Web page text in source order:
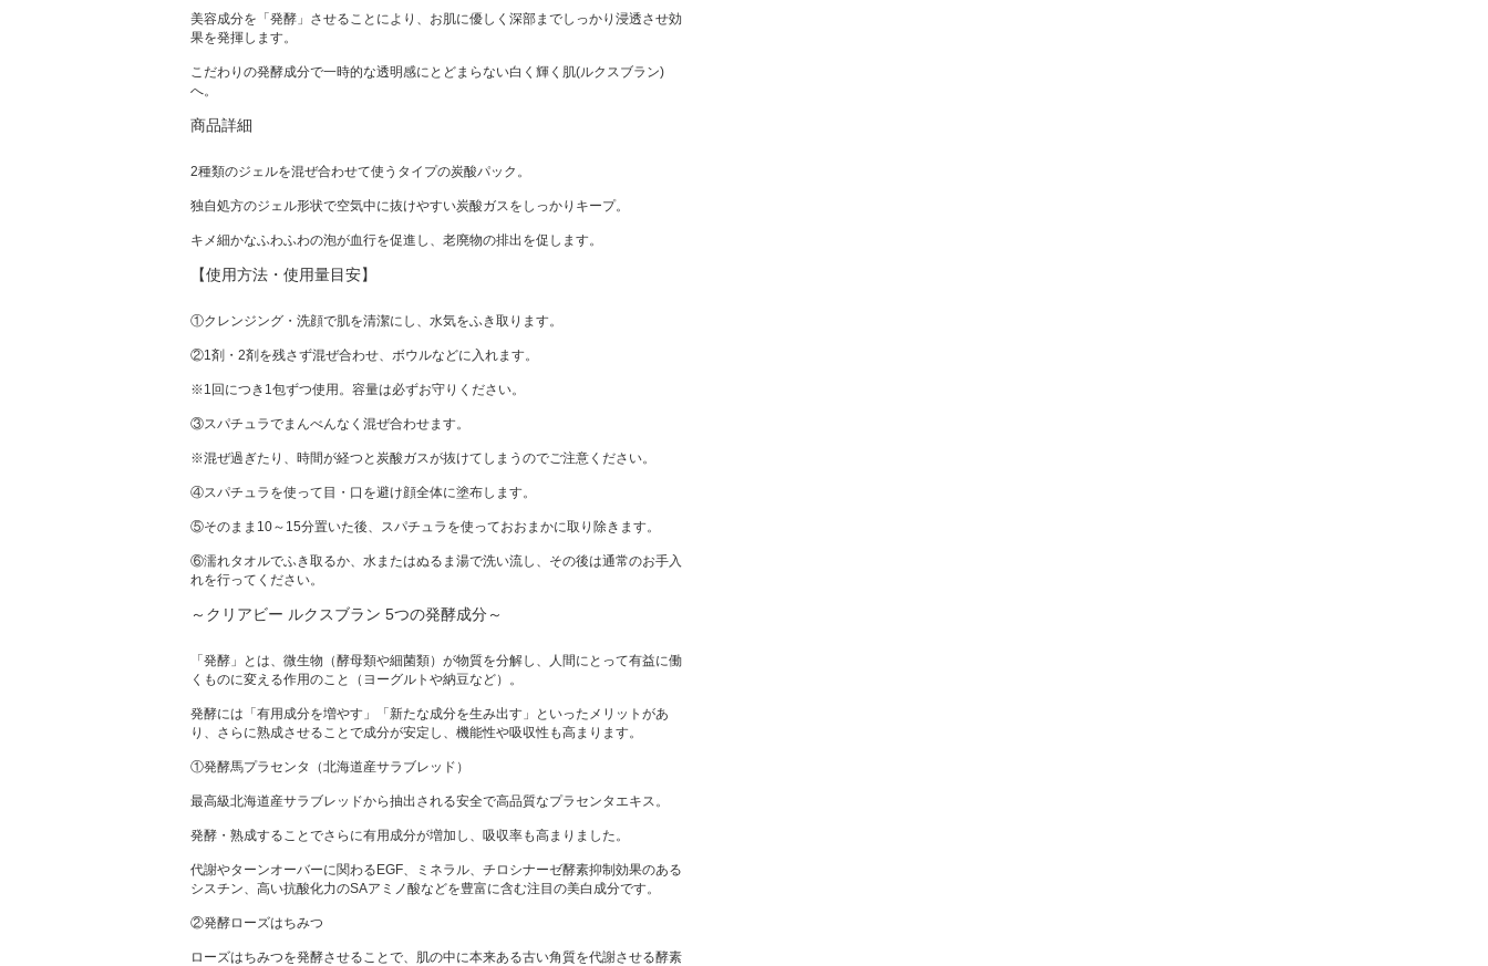
美容成分を「発酵」させることにより、お肌に優しく深部までしっかり浸透させ効
果を発揮します。
こだわりの発酵成分で一時的な透明感にとどまらない白く輝く肌(ルクスブラン)
へ。
商品詳細
2種類のジェルを混ぜ合わせて使うタイプの炭酸パック。
独自処方のジェル形状で空気中に抜けやすい炭酸ガスをしっかりキープ。
キメ細かなふわふわの泡が血行を促進し、老廃物の排出を促します。
【使用方法・使用量目安】
①クレンジング・洗顔で肌を清潔にし、水気をふき取ります。
②1剤・2剤を残さず混ぜ合わせ、ボウルなどに入れます。
※1回につき1包ずつ使用。容量は必ずお守りください。
③スパチュラでまんべんなく混ぜ合わせます。
※混ぜ過ぎたり、時間が経つと炭酸ガスが抜けてしまうのでご注意ください。
④スパチュラを使って目・口を避け顔全体に塗布します。
⑤そのまま10～15分置いた後、スパチュラを使っておおまかに取り除きます。
⑥濡れタオルでふき取るか、水またはぬるま湯で洗い流し、その後は通常のお手入
れを行ってください。
～クリアビー ルクスブラン 5つの発酵成分～
「発酵」とは、微生物（酵母類や細菌類）が物質を分解し、人間にとって有益に働
くものに変える作用のこと（ヨーグルトや納豆など）。
発酵には「有用成分を増やす」「新たな成分を生み出す」といったメリットがあ
り、さらに熟成させることで成分が安定し、機能性や吸収性も高まります。
①発酵馬プラセンタ（北海道産サラブレッド）
最高級北海道産サラブレッドから抽出される安全で高品質なプラセンタエキス。
発酵・熟成することでさらに有用成分が増加し、吸収率も高まりました。
代謝やターンオーバーに関わるEGF、ミネラル、チロシナーゼ酵素抑制効果のある
シスチン、高い抗酸化力のSAアミノ酸などを豊富に含む注目の美白成分です。
②発酵ローズはちみつ
ローズはちみつを発酵させることで、肌の中に本来ある古い角質を代謝させる酵素